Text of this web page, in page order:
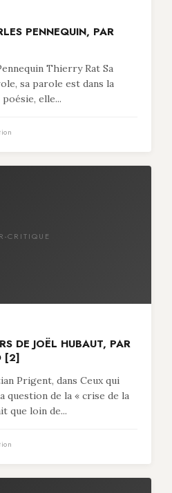
PENNEQUIN, PAR
Thierry Rat Sa
sa parole est dans la
elle...
CRITIQUE
DE JOËL HUBAUT, PAR
[2]
Prigent, dans Ceux qui
question de la « crise de la
que loin de...